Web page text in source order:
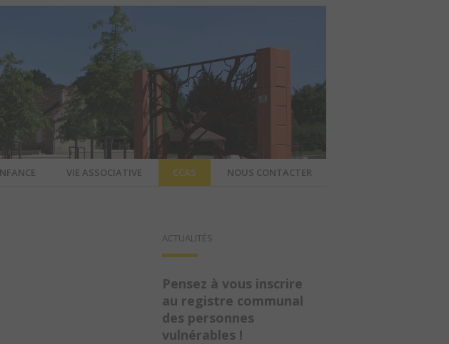
– SITE
COMMUNE
VIE ASSOCIATIVE CCAS NOUS CONTACTER
ACTUALITÉS
Pensez à vous inscrire
au registre communal
des personnes
vulnérables !